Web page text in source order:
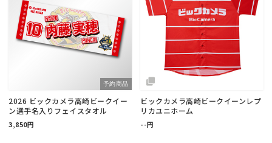
予約商品
2026 ビックカメラ高崎ビークイー
ン選手名入りフェイスタオル
3,850円
ビックカメラ高崎ビークイーンレプ
リカユニホーム
--円